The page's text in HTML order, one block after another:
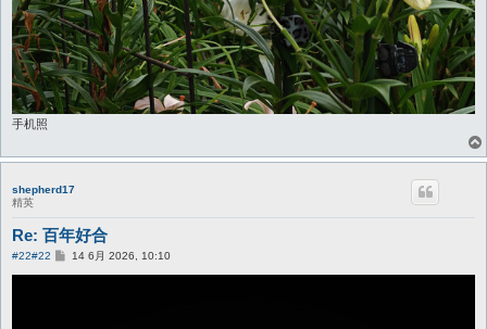
手机照
shepherd17
精英
Re: 百年好合
#22#22
帖14 6月 2026, 10:10